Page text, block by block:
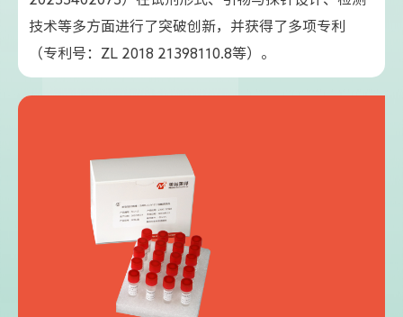
技术等多方面进行了突破创新，并获得了多项专利
（专利号：ZL 2018 21398110.8等）。